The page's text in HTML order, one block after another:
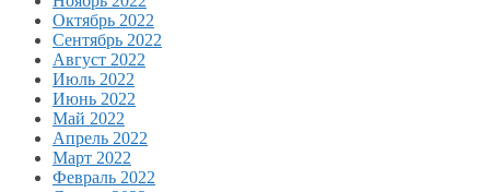
Октябрь 2022
Сентябрь 2022
Август 2022
Июль 2022
Июнь 2022
Май 2022
Апрель 2022
Март 2022
Февраль 2022